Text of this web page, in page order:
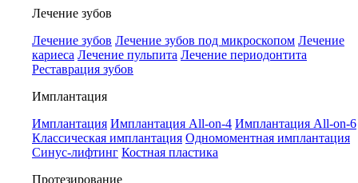
Лечение зубов
Лечение зубов Лечение зубов под микроскопом Лечение
кариеса Лечение пульпита Лечение периодонтита
Реставрация зубов
Имплантация
Имплантация Имплантация All-on-4 Имплантация All-on-6
Классическая имплантация Одномоментная имплантация
Синус-лифтинг Костная пластика
Протезирование